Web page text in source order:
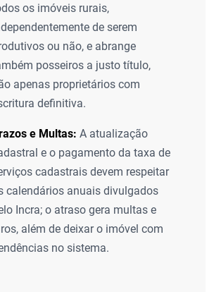
os imóveis rurais,
de serem
ou não, e abrange
posseiros a justo título,
apenas proprietários com
definitiva.
e Multas: A atualização
e o pagamento da taxa de
cadastrais devem respeitar
calendários anuais divulgados
Incra; o atraso gera multas e
além de deixar o imóvel com
no sistema.